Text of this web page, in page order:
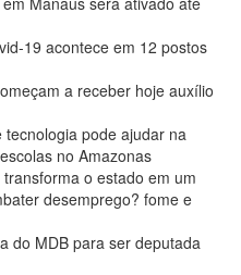
19 acontece em 12 postos
a receber hoje auxílio
tecnologia pode ajudar na
no Amazonas
o estado em um
desemprego? fome e
do MDB para ser deputada